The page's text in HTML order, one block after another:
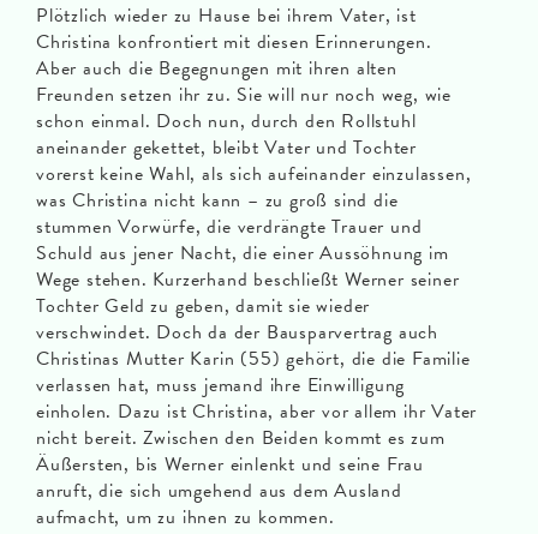
Plötzlich wieder zu Hause bei ihrem Vater, ist
Christina konfrontiert mit diesen Erinnerungen.
Aber auch die Begegnungen mit ihren alten
Freunden setzen ihr zu. Sie will nur noch weg, wie
schon einmal. Doch nun, durch den Rollstuhl
aneinander gekettet, bleibt Vater und Tochter
vorerst keine Wahl, als sich aufeinander einzulassen,
was Christina nicht kann – zu groß sind die
stummen Vorwürfe, die verdrängte Trauer und
Schuld aus jener Nacht, die einer Aussöhnung im
Wege stehen. Kurzerhand beschließt Werner seiner
Tochter Geld zu geben, damit sie wieder
verschwindet. Doch da der Bausparvertrag auch
Christinas Mutter Karin (55) gehört, die die Familie
verlassen hat, muss jemand ihre Einwilligung
einholen. Dazu ist Christina, aber vor allem ihr Vater
nicht bereit. Zwischen den Beiden kommt es zum
Äußersten, bis Werner einlenkt und seine Frau
anruft, die sich umgehend aus dem Ausland
aufmacht, um zu ihnen zu kommen.